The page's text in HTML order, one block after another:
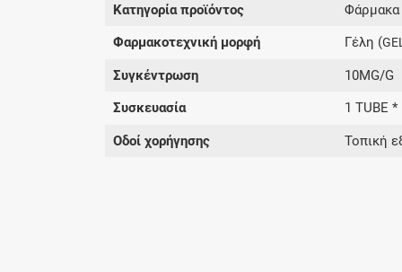
Κατηγορία προϊόντος Φάρμακα
Φαρμακοτεχνική μορφή Γέλη (
Συγκέντρωση 10MG/G
Συσκευασία 1 TUBE *
Οδοί χορήγησης Τοπική